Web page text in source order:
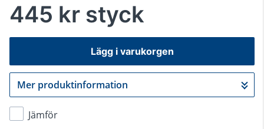
445 kr styck
Lägg i varukorgen
Gå till kassan
Mer produktinformation
Jämför